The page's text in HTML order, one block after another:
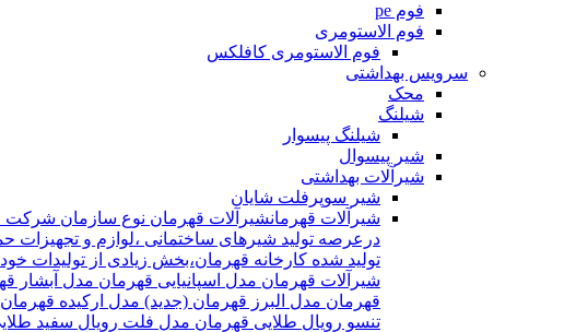
فوم pe
فوم الاستومری
فوم الاستومری کافلکس
سرویس بهداشتی
محک
شیلنگ
شیلنگ پیسوار
شیر پیسوال
شیرآلات بهداشتی
شیر سوپرفلت شایان
شیرآلات قهرمان
درعرصه تولید شیرهای ساختمانی ،لوازم و تجهیزات
شیرآلات قهرمان مدل اسپانیایی قهرمان مدل
قهرمان مدل البرز قهرمان (جدید) مدل ارکیده
تنسو رویال طلایی قهرمان مدل فلت رویال سفید